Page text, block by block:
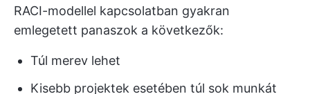
RACI-modellel kapcsolatban gyakran
emlegetett panaszok a következők:
Túl merev lehet
Kisebb projektek esetében túl sok munkát